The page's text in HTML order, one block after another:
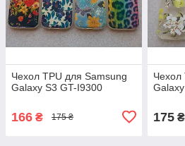
Чехол TPU для Samsung
Galaxy S3 GT-I9300
166 ₴ 175 ₴
Чехол
175₴